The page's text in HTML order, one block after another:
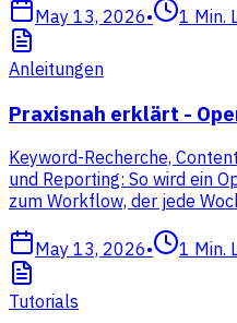
May 13, 2026• 1 Min.
Anleitungen
Praxisnah erklärt -
Keyword-Recherche,
und Reporting: So wird ein
zum Workflow, der jede
May 13, 2026• 1 Min.
Tutorials